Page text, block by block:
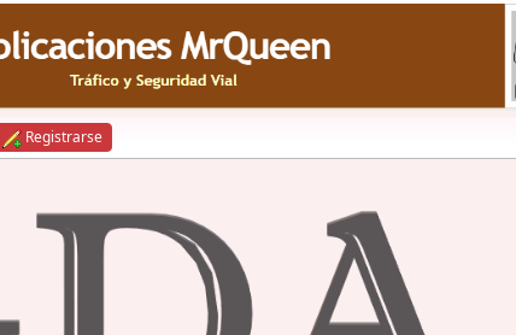
Registrarse